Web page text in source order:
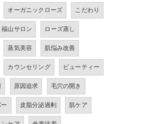
オーガニックローズ こだわり
福山サロン ローズ蒸し
蒸気美容 肌悩み改善
カウンセリング ビューティー
原因追求 毛穴の開き
皮脂分泌過剰 肌ケア